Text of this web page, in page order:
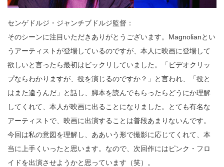
センゲドルジ・ジャンチブドルジ監督：
そのシーンに注目いただきありがとうございます。Magnolianとい
うアーティストが登場しているのですが、本人に映画に登場して
欲しいと言ったら最初はビックリしていました。「ビデオクリッ
プならわかりますが、役を演じるのですか？」と言われ、「役と
はまた違うんだ」と話し、脚本を読んでもらったらどうにか理解
してくれて、本人が映画に出ることになりました。とても有名な
アーティストで、映画に出演することは普段あまりないんです。
今回は私の意図を理解し、ああいう形で撮影に応じてくれて、本
当に上手くいったと思います。なので、次回作にはピンク・フロ
イドを出演させようかと思っています（笑）。